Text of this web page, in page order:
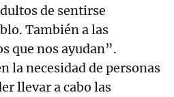
de sentirse
También a las
que nos ayudan”.
la necesidad de personas
llevar a cabo las